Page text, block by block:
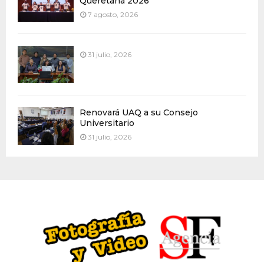
7 agosto, 2026
31 julio, 2026
Renovará UAQ a su Consejo
Universitario
31 julio, 2026